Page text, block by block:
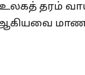
உலகத் தரம்
ஆகியவை